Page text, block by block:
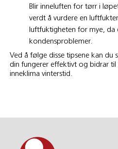
Blir inneluften for tørr i
verdt å vurdere en
luftfuktigheten for mye, da
kondensproblemer.
Ved å følge disse tipsene kan du
din fungerer effektivt og bidrar
inneklima vinterstid.